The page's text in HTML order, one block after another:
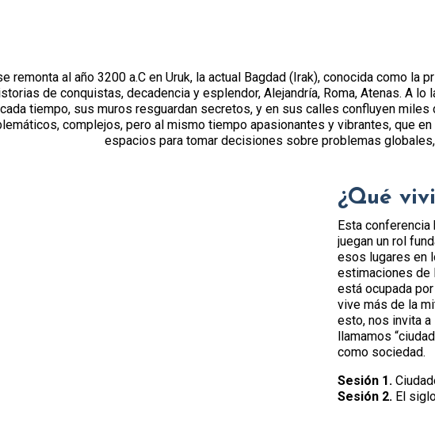
remonta al año 3200 a.C en Uruk, la actual Bagdad (Irak), conocida como la
de conquistas, decadencia y esplendor, Alejandría, Roma, Atenas. A
tiempo, sus muros resguardan secretos, y en sus calles confluyen
complejos, pero al mismo tiempo apasionantes y vibrantes, que
espacios para tomar decisiones sobre problemas
¿Qué
Esta
juegan un rol
esos lugares en
estimaciones de
está ocupada
vive más de la
esto, nos invita
llamamos
como sociedad.
Sesión 1.
Sesión 2. El